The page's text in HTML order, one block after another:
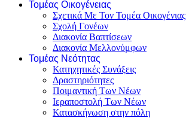
Τομέας Οικογένειας
Σχετικά Με Τον Τομέα Οικογένιας
Σχολή Γονέων
Διακονία Βαπτίσεων
Διακονία Μελλονύμφων
Τομέας Νεότητας
Κατηχητικές Συνάξεις
Δραστηριότητες
Ποιμαντική Των Νέων
Ιεραποστολή Των Νέων
Κατασκήνωση στην πόλη